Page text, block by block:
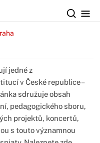
jedné z
v České republice –
sdružuje obsah
pedagogického sboru,
projektů, koncertů,
s touto významnou